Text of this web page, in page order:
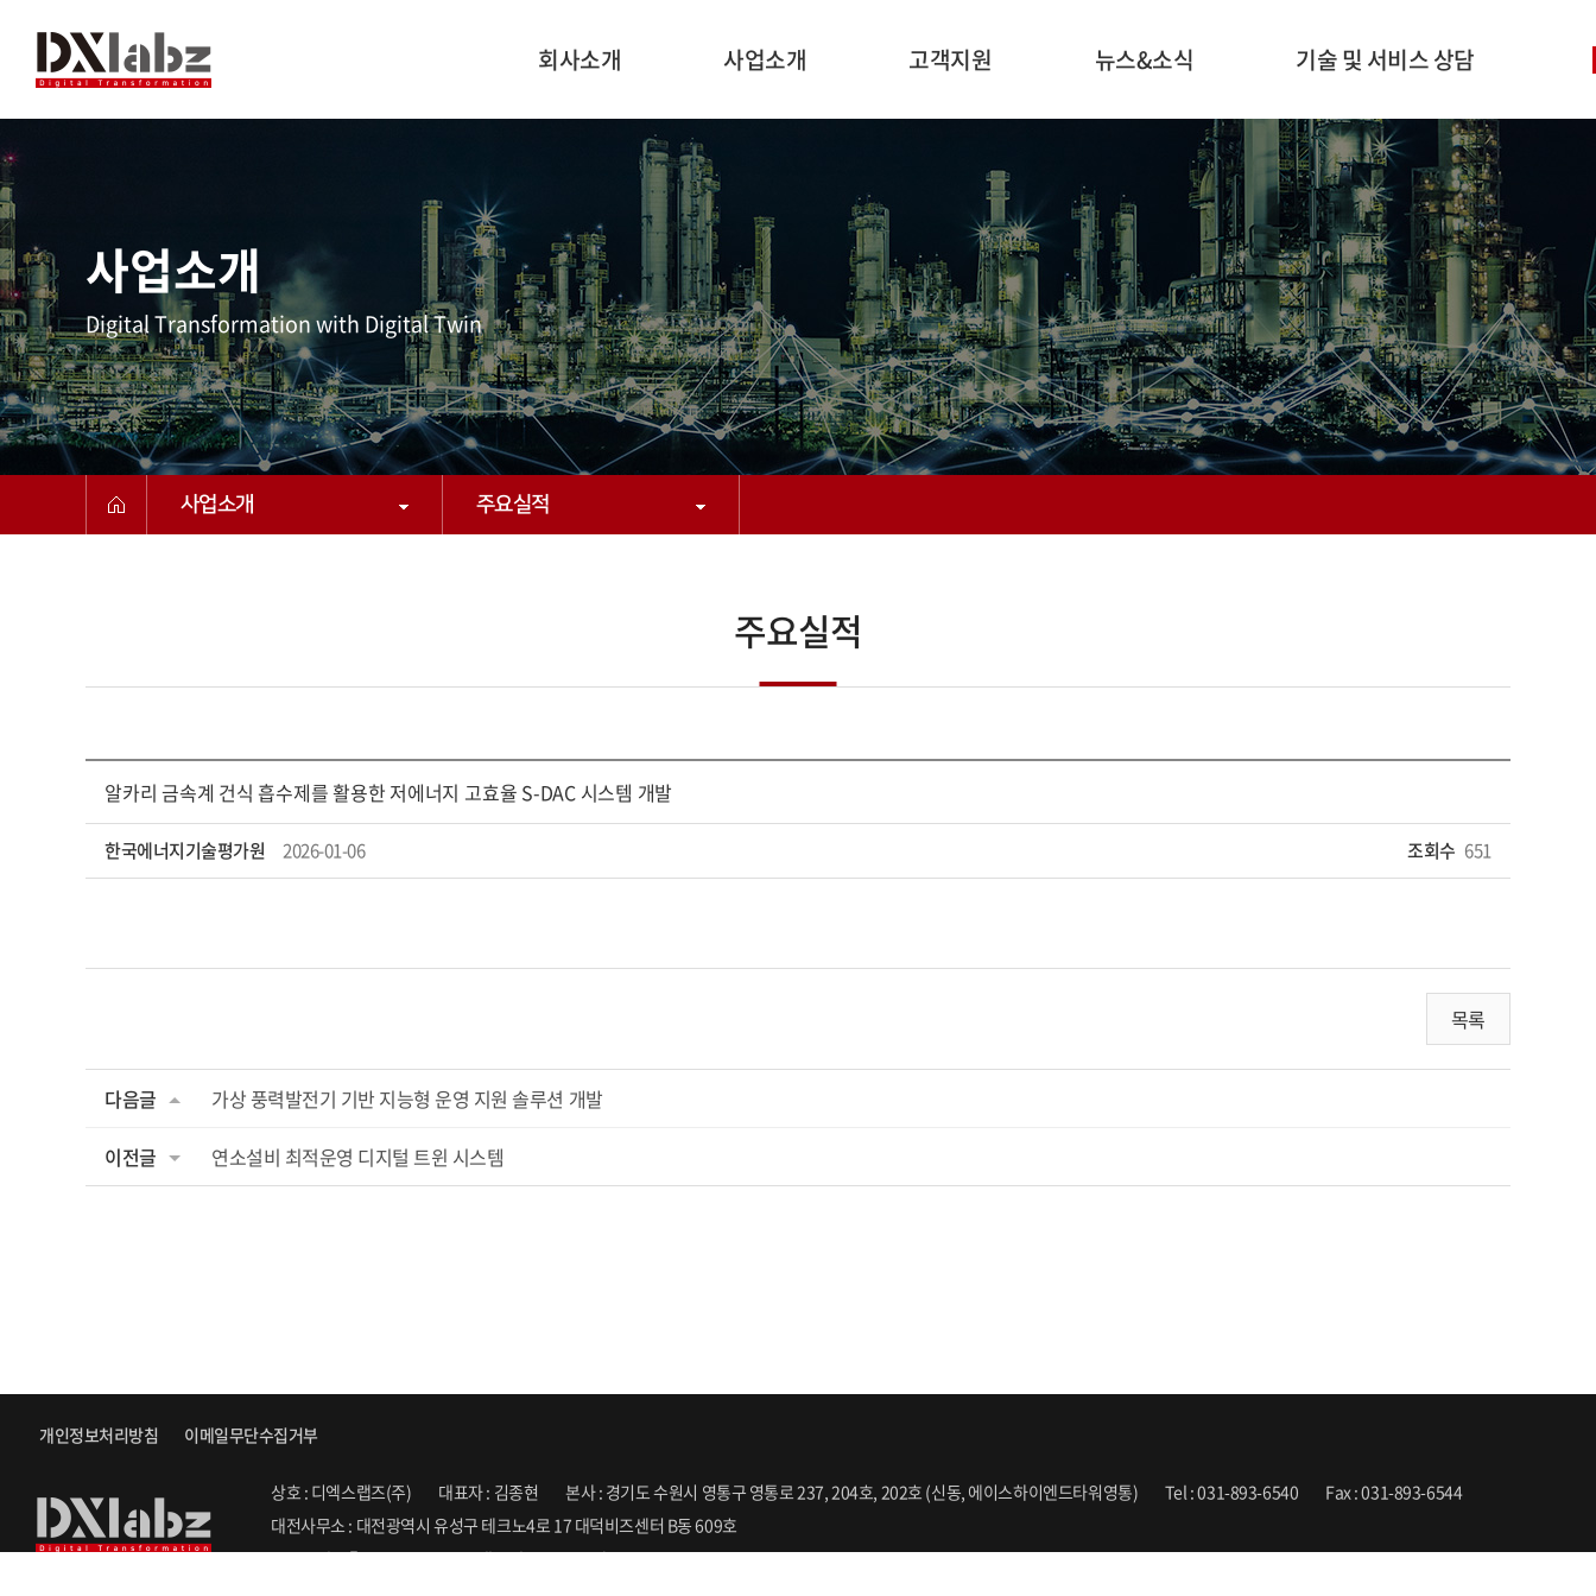
회사소개 사업소개 고객지원 뉴스&소식 기술 및 서비스 상담
사업소개
Digital Transformation with Digital Twin
사업소개 주요실적
주요실적
알카리 금속계 건식 흡수제를 활용한 저에너지 고효율 S-DAC 시스템 개발
한국에너지기술평가원 2026-01-06 조회수 651
목록
다음글 가상 풍력발전기 기반 지능형 운영 지원 솔루션 개발
이전글 연소설비 최적운영 디지털 트윈 시스템
개인정보처리방침 이메일무단수집거부
상호 : 디엑스랩즈(주) 대표자 : 김종현 본사 : 경기도 수원시 영통구 영통로 237, 204호, 202호 (신동, 에이스하이엔드타워영통) Tel : 031-893-6540
Fax : 031-893-6544
대전사무소 : 대전광역시 유성구 테크노4로 17 대덕비즈센터 B동 609호
Copyright ⓒ 2022. DXLABZ. All Right Reserved. Designed byWebSite.co.kr